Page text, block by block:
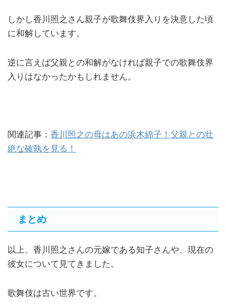
しかし香川照之さん親子が歌舞伎界入りを決意した頃
に和解しています。
逆に言えば父親との和解がなければ親子での歌舞伎界
入りはなかったかもしれません。
関連記事： 香川照之の母はあの浜木綿子！父親との壮
絶な確執を見る！
まとめ
以上、香川照之さんの元嫁である知子さんや、現在の
彼女について見てきました。
歌舞伎は古い世界です。